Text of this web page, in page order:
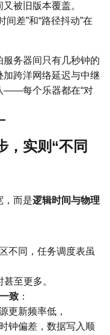
被旧版本覆盖。
差”和“路径抖动”在
务器间只有几秒钟的
跨洋网络延迟与中继
——每个乐器都在“对
，实则“不同
，而是逻辑时间与物理
不同，任务调度表虽
至更多。
致 ：
更新频率低，
钟偏差，数据写入顺